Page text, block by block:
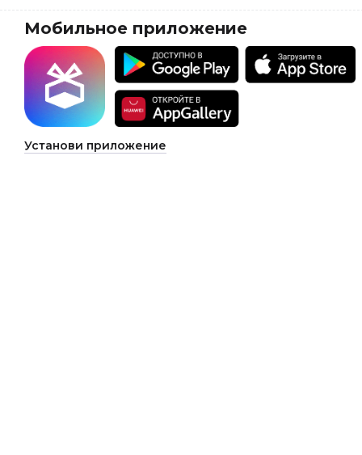
Мобильное приложение
Установи приложение